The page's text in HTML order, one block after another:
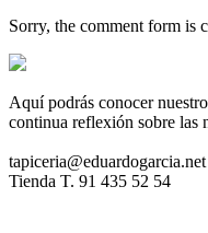
Sorry, the comment form is
Aquí podrás conocer
continua reflexión sobre las
tapiceria@eduardogarcia.net
Tienda T. 91 435 52 54